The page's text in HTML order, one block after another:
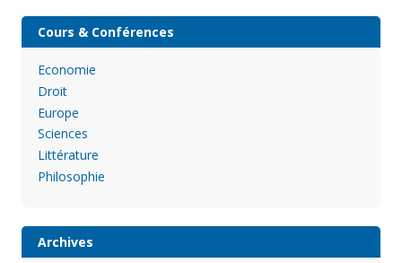
Cours & Conférences
Economie
Droit
Europe
Sciences
Littérature
Philosophie
Archives